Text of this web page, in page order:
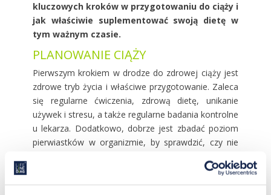
kluczowych kroków w przygotowaniu do ciąży i
jak właściwie suplementować swoją dietę w
tym ważnym czasie.
PLANOWANIE CIĄŻY
Pierwszym krokiem w drodze do zdrowej ciąży jest
zdrowe tryb życia i właściwe przygotowanie. Zaleca
się regularne ćwiczenia, zdrową dietę, unikanie
używek i stresu, a także regularne badania kontrolne
u lekarza. Dodatkowo, dobrze jest zbadać poziom
pierwiastków w organizmie, by sprawdzić, czy nie
składników, które mogłyby wpłynąć negatywnie na
rozwój płodu.